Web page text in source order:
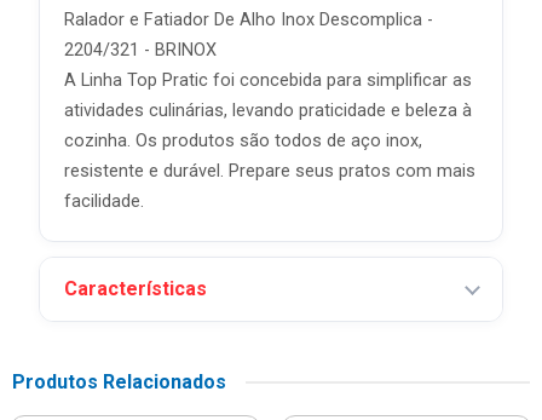
Ralador e Fatiador De Alho Inox Descomplica -
2204/321 - BRINOX
A Linha Top Pratic foi concebida para simplificar as
atividades culinárias, levando praticidade e beleza à
cozinha. Os produtos são todos de aço inox,
resistente e durável. Prepare seus pratos com mais
facilidade.
Características
Produtos Relacionados